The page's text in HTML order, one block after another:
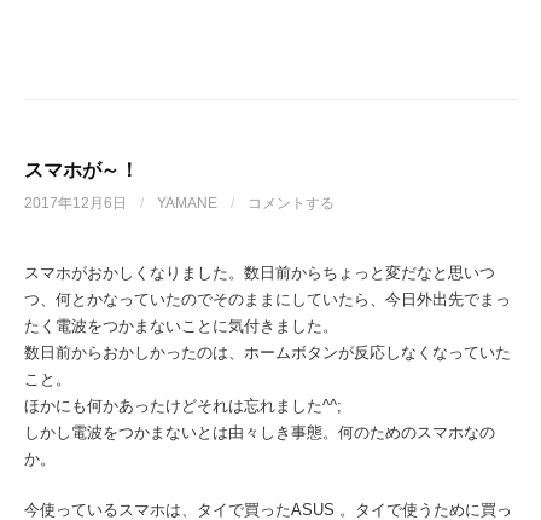
スマホが～！
2017年12月6日 / YAMANE / コメントする
スマホがおかしくなりました。数日前からちょっと変だなと思いつ
つ、何とかなっていたのでそのままにしていたら、今日外出先でまっ
たく電波をつかまないことに気付きました。
数日前からおかしかったのは、ホームボタンが反応しなくなっていた
こと。
ほかにも何かあったけどそれは忘れました^^;
しかし電波をつかまないとは由々しき事態。何のためのスマホなの
か。
今使っているスマホは、タイで買ったASUS 。タイで使うために買っ